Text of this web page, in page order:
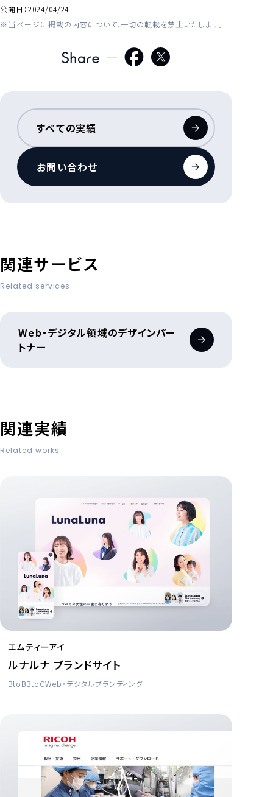
公開日：2024/04/24
当ページに掲載の内容について、一切の転載を禁止いたします。
すべての実績
お問い合わせ
関連サービス
Related services
Web・デジタル領域のデザインパー
トナー
関連実績
Related works
エムティーアイ
ルナルナ ブランドサイト
BtoBBtoCWeb・デジタルブランディング